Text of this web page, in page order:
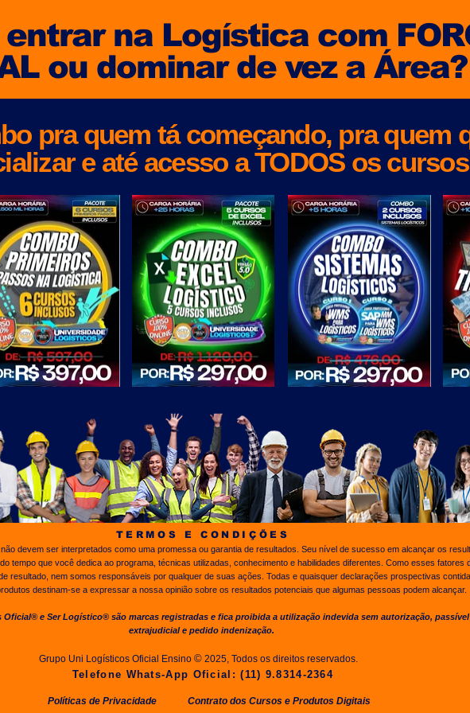
entrar na Logística com
ou dominar de vez a Área?
pra quem tá começando, pra quem
e até acesso a TODOS os
TERMOS E CONDIÇÕES
devem ser interpretados como uma promessa ou garantia de resultados. Seu nível de sucesso em alcançar os
tempo que você dedica ao programa, técnicas utilizadas, conhecimento e habilidades diferentes. Como esses fatores
resultado, nem somos responsáveis por qualquer de suas ações. Todas e quaisquer declarações prospectivas
destinam-se a expressar a nossa opinião sobre os resultados potenciais que algumas pessoas podem alcançar.
e Ser Logístico® são marcas registradas e fica proibida a utilização indevida sem autorização,
extrajudicial e pedido indenização.
Grupo Uni Logísticos Oficial Ensino ©2025, Todos os direitos reservados.
Telefone Whats-App Oficial: (11) 9.8314-2364
Políticas de Privacidade Contrato dos Cursos e Produtos Digitais